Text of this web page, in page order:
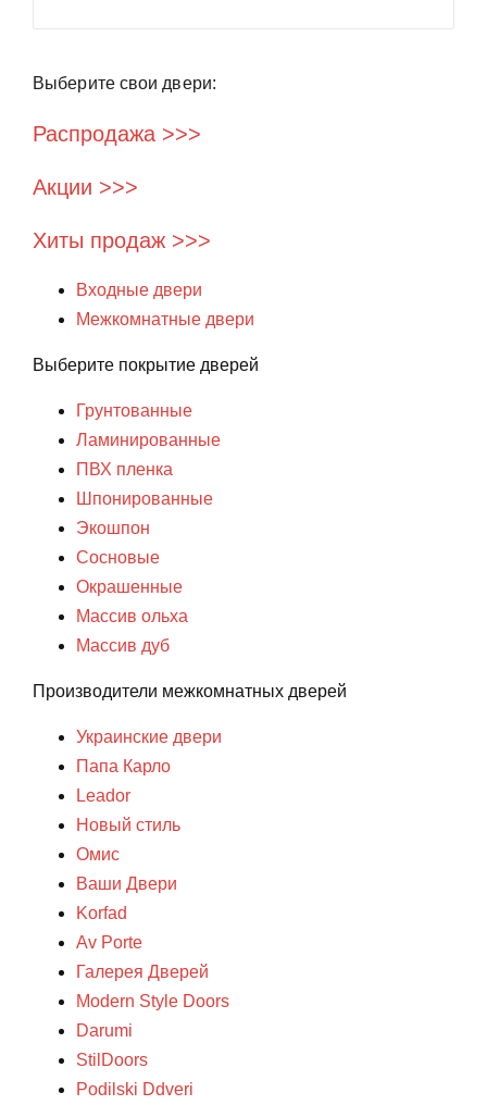
Выберите свои двери:
Распродажа >>>
Акции >>>
Хиты продаж >>>
Входные двери
Межкомнатные двери
Выберите покрытие дверей
Грунтованные
Ламинированные
ПВХ пленка
Шпонированные
Экошпон
Сосновые
Окрашенные
Массив ольха
Массив дуб
Производители межкомнатных дверей
Украинские двери
Папа Карло
Leador
Новый стиль
Омис
Ваши Двери
Korfad
Av Porte
Галерея Дверей
Modern Style Doors
Darumi
StilDoors
Podilski Ddveri